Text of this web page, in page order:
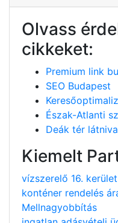
Olvass
cikkeket:
Premium link
SEO Budapest
Észak-Atlanti
Deák tér
Kiemelt
vízszerelő 16. kerület
konténer rendelés
Mellnagyobbítás